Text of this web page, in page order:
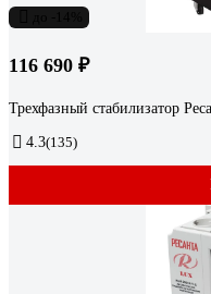
116 690 ₽
Трехфазный стабилизатор
4.3(135)